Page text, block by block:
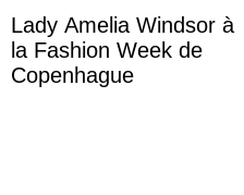
Lady Amelia Windsor à
la Fashion Week de
Copenhague